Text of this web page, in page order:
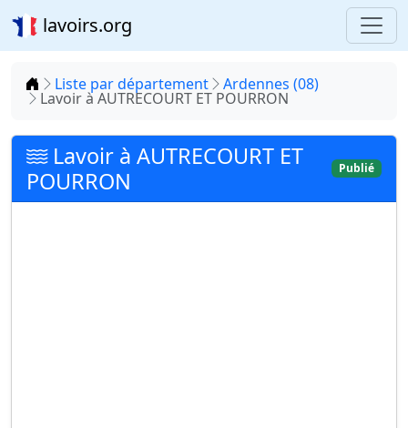
lavoirs.org
Accueil
Liste par département Ardennes (08)
Lavoir à AUTRECOURT ET POURRON
Lavoir à AUTRECOURT ET
POURRON
Publié